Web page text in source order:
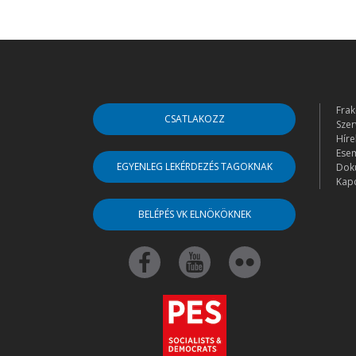
CSATLAKOZZ
EGYENLEG LEKÉRDEZÉS TAGOKNAK
BELÉPÉS VK ELNÖKÖKNEK